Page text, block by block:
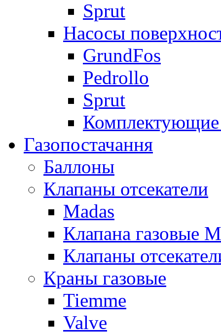
Sprut
Насосы
GrundFos
Pedrollo
Sprut
Комплектующие
Газопостачання
Баллоны
Клапаны отсекатели
Madas
Клапана газовые
Клапаны
Краны газовые
Tiemme
Valve